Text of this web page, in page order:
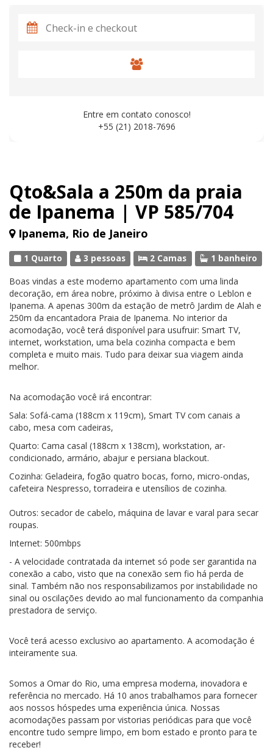
Qto&Sala a 250m da praia
de Ipanema | VP 585/704
Ipanema, Rio de Janeiro
1 Quarto 3 pessoas 2 Camas 1 banheiro
Boas vindas a este moderno apartamento com uma linda
decoração, em área nobre, próximo à divisa entre o Leblon e
Ipanema. A apenas 300m da estação de metrô Jardim de Alah e
250m da encantadora Praia de Ipanema. No interior da
acomodação, você terá disponível para usufruir: Smart TV,
internet, workstation, uma bela cozinha compacta e bem
completa e muito mais. Tudo para deixar sua viagem ainda
melhor.
Na acomodação você irá encontrar:
Sala: Sofá-cama (188cm x 119cm), Smart TV com canais a
cabo, mesa com cadeiras,
Quarto: Cama casal (188cm x 138cm), workstation, ar-
condicionado, armário, abajur e persiana blackout.
Cozinha: Geladeira, fogão quatro bocas, forno, micro-ondas,
cafeteira Nespresso, torradeira e utensílios de cozinha.
Outros: secador de cabelo, máquina de lavar e varal para secar
roupas.
Internet: 500mbps
- A velocidade contratada da internet só pode ser garantida na
conexão a cabo, visto que na conexão sem fio há perda de
sinal. Também não nos responsabilizamos por instabilidade no
sinal ou oscilações devido ao mal funcionamento da companhia
prestadora de serviço.
Você terá acesso exclusivo ao apartamento. A acomodação é
inteiramente sua.
Somos a Omar do Rio, uma empresa moderna, inovadora e
referência no mercado. Há 10 anos trabalhamos para fornecer
aos nossos hóspedes uma experiência única. Nossas
acomodações passam por vistorias periódicas para que você
encontre tudo sempre limpo, em bom estado e pronto para te
receber!
Entre em contato conosco!
+55 (21) 2018-7696